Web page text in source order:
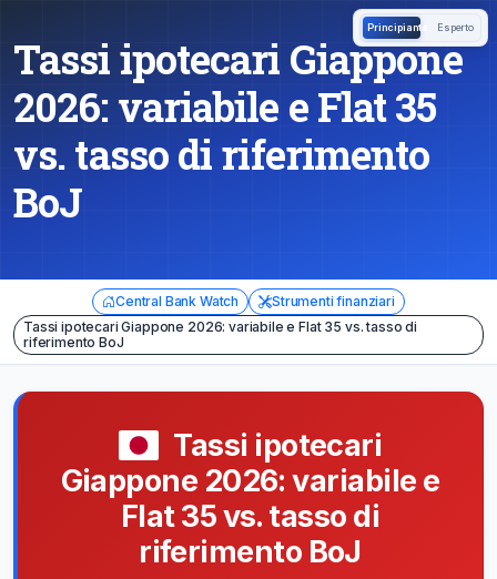
Tassi ipotecari Giappone
2026: variabile e Flat 35
vs. tasso di riferimento
BoJ
Central Bank Watch
Strumenti finanziari
Tassi ipotecari Giappone 2026: variabile e Flat 35 vs. tasso di
riferimento BoJ
Tassi ipotecari
Giappone 2026: variabile e
Flat 35 vs. tasso di
riferimento BoJ
Principiante Esperto